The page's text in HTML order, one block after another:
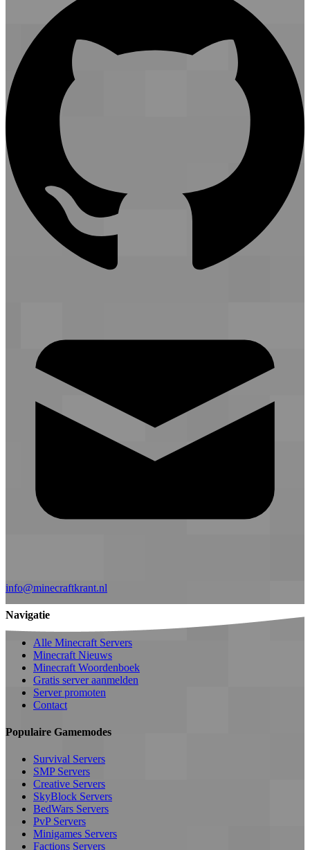
info@minecraftkrant.nl
Navigatie
Alle Minecraft Servers
Minecraft Nieuws
Minecraft Woordenboek
Gratis server aanmelden
Server promoten
Contact
Populaire Gamemodes
Survival Servers
SMP Servers
Creative Servers
SkyBlock Servers
BedWars Servers
PvP Servers
Minigames Servers
Factions Servers